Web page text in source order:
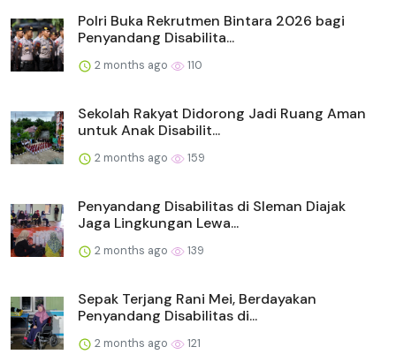
Polri Buka Rekrutmen Bintara 2026 bagi
Penyandang Disabilita...
2 months ago 110
Sekolah Rakyat Didorong Jadi Ruang Aman
untuk Anak Disabilit...
2 months ago 159
Penyandang Disabilitas di Sleman Diajak
Jaga Lingkungan Lewa...
2 months ago 139
Sepak Terjang Rani Mei, Berdayakan
Penyandang Disabilitas di...
2 months ago 121